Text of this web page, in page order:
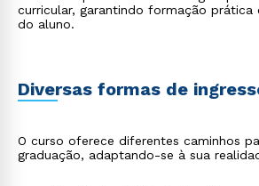
curricular, garantindo formação prática
do aluno.
Diversas formas de
O curso oferece diferentes caminhos
graduação, adaptando-se à sua